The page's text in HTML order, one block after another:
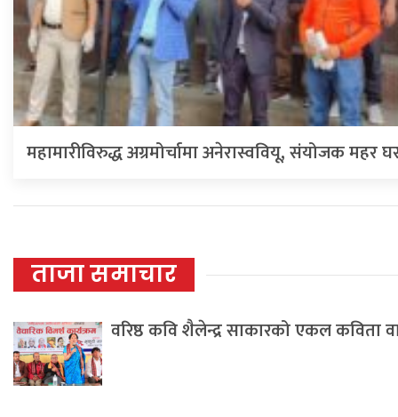
महामारीविरुद्ध अग्रमोर्चामा अनेरास्ववियू, संयोजक महर
ताजा समाचार
वरिष्ठ कवि शैलेन्द्र साकारको एकल कविता